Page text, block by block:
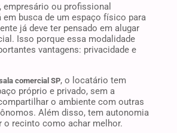
empresário ou profissional
busca de um espaço físico para
já deve ter pensado em alugar
Isso porque essa modalidade
vantagens: privacidade e
comercial SP, o locatário tem
próprio e privado, sem a
o ambiente com outras
Além disso, tem autonomia
o recinto como achar melhor.